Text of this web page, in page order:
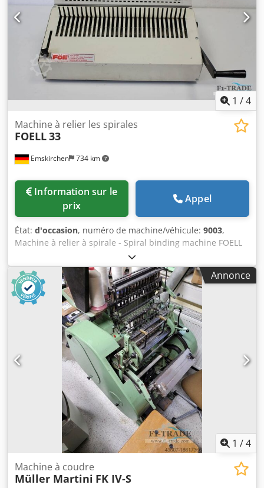
1 /4
Emskirchen 734 km
Machine à relier les spirales
FOELL33
prix
Appel
État: d'occasion, numéro de machine/véhicule: 9003,
Machine à relier à spirale - Spiral binding machine FOELL
33 Inspection vidéo en ligne par Skype-Video Nous serions
très heureux de votre visite - plus de machines en stock
Available Immediately - Peut être inspectée En stock à
Emskirchen / Nuremberg - Peut être testé Codpfx Aergb
Aqji Njha
Annonce
1 /4
Machine à coudre
Müller Martini FK IV-S